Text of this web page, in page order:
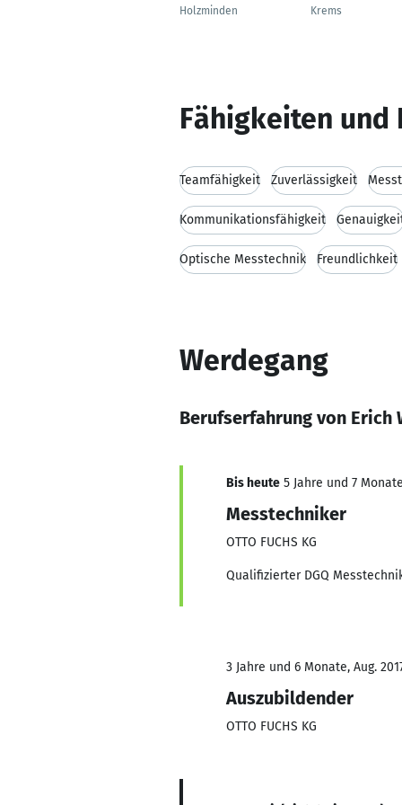
Holzminden Krems
Fähigkeiten und
Teamfähigkeit Zuverlässigkeit
Kommunikationsfähigkeit
Optische Messtechnik Freundlichkeit
Werdegang
Berufserfahrung von Erich
Bis heute 5 Jahre und 7
Messtechniker
OTTO FUCHS KG
Qualifizierter DGQ
3 Jahre und 6 Monate, Aug.
Auszubildender
OTTO FUCHS KG